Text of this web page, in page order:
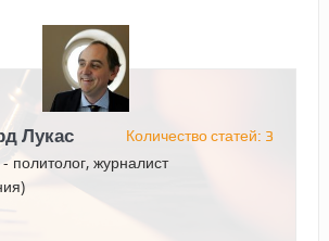
Лукас Количество статей: 3
политолог, журналист